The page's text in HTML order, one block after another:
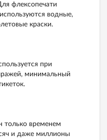
флексопечати
водные,
краски.
при
минимальный
только временем
и даже миллионы